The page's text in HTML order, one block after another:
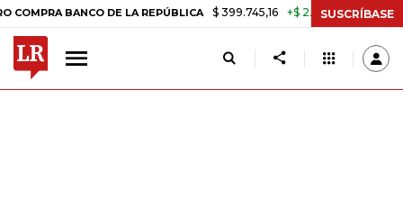
DE LA REPÚBLICA $ 399.745,16 +$ 2.295,71 +0,58% TASA
SUSCRÍBASE